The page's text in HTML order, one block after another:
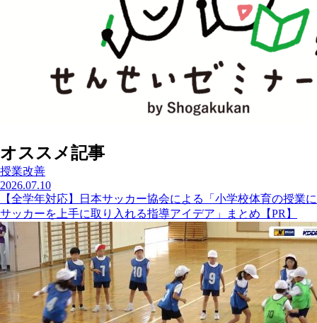
オススメ記事
授業改善
2026.07.10
【全学年対応】日本サッカー協会による「小学校体育の授業に
サッカーを上手に取り入れる指導アイデア」まとめ【PR】